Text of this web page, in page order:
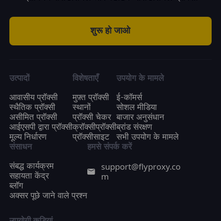
शुरू हो जाओ
उत्पादों
आवासीय प्रॉक्सी
स्थैतिक प्रॉक्सी
असीमित प्रॉक्सी
आईएसपी द्वारा प्रॉक्सी
मूल्य निर्धारण
विशेषताएँ
मुफ़्त प्रॉक्सी
स्थानों
प्रॉक्सी चेकर
क्रॉक्सीप्रॉक्सी
प्रॉक्सीसाइट
उपयोग के मामले
ई-कॉमर्स
सोशल मीडिया
बाजार अनुसंधान
ब्रांड संरक्षण
सभी उपयोग के मामले
संसाधन
संबद्ध कार्यक्रम
सहायता केंद्र
ब्लॉग
अक्सर पूछे जाने वाले प्रश्न
हमसे संपर्क करें
support@flyproxy.co
m